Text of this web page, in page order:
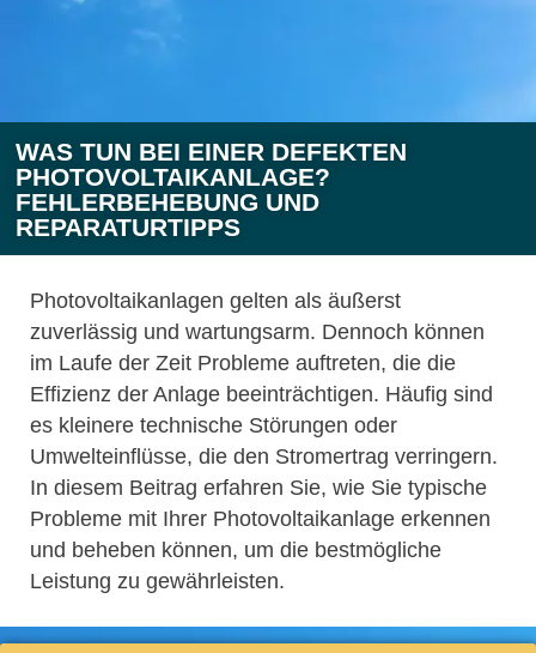
WAS TUN BEI EINER DEFEKTEN
PHOTOVOLTAIKANLAGE?
FEHLERBEHEBUNG UND
REPARATURTIPPS
Photovoltaikanlagen gelten als äußerst
zuverlässig und wartungsarm. Dennoch können
im Laufe der Zeit Probleme auftreten, die die
Effizienz der Anlage beeinträchtigen. Häufig sind
es kleinere technische Störungen oder
Umwelteinflüsse, die den Stromertrag verringern.
In diesem Beitrag erfahren Sie, wie Sie typische
Probleme mit Ihrer Photovoltaikanlage erkennen
und beheben können, um die bestmögliche
Leistung zu gewährleisten.